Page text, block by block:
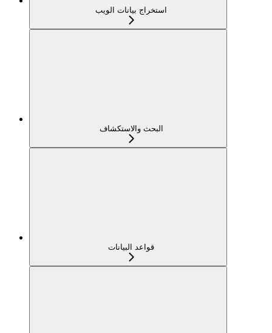
استخراج بيانات الويب
البحث والاستكشاف
قواعد البيانات